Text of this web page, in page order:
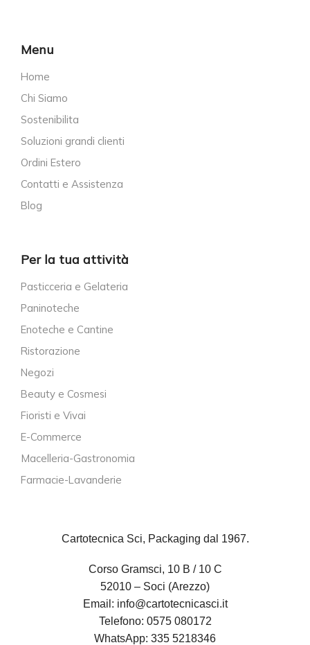
Menu
Home
Chi Siamo
Sostenibilita
Soluzioni grandi clienti
Ordini Estero
Contatti e Assistenza
Blog
Per la tua attività
Pasticceria e Gelateria
Paninoteche
Enoteche e Cantine
Ristorazione
Negozi
Beauty e Cosmesi
Fioristi e Vivai
E-Commerce
Macelleria-Gastronomia
Farmacie-Lavanderie
Cartotecnica Sci, Packaging dal 1967.
Corso Gramsci, 10 B / 10 C
52010 – Soci (Arezzo)
Email: info@cartotecnicasci.it
Telefono: 0575 080172
WhatsApp: 335 5218346